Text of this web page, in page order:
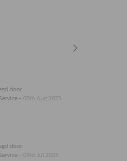
door:
- 05th Aug 2023
door:
- 03rd Jul 2023